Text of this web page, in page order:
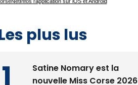
plus lus
Satine Nomary est la
nouvelle Miss Corse 2026